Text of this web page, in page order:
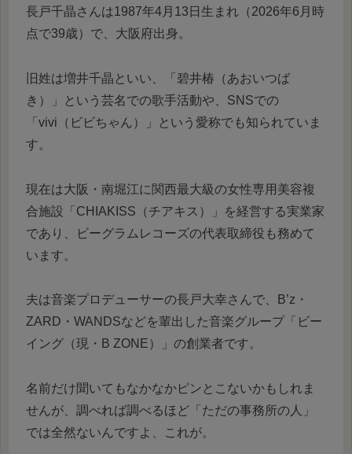
長戸千晶さんは1987年4月13日生まれ（2026年6月時
点で39歳）で、大阪府出身。
旧姓は増井千晶といい、「碧井椿（あおいつば
き）」という芸名での歌手活動や、SNSでの
「vivi（ビビちゃん）」という愛称でも知られていま
す。
現在は大阪・南堀江に関西最大級の女性専用美容複
合施設「CHIAKISS（チアキス）」を経営する実業家
であり、ビーグラムレコーズの代表取締役も務めて
います。
夫は音楽プロデューサーの長戸大幸さんで、B’z・
ZARD・WANDSなどを輩出した音楽グループ「ビー
イング（現・B ZONE）」の創業者です。
名前だけ聞いてもなかなかピンとこないかもしれま
せんが、調べれば調べるほど「ただの事務所の人」
では全然ないんですよ、これが。